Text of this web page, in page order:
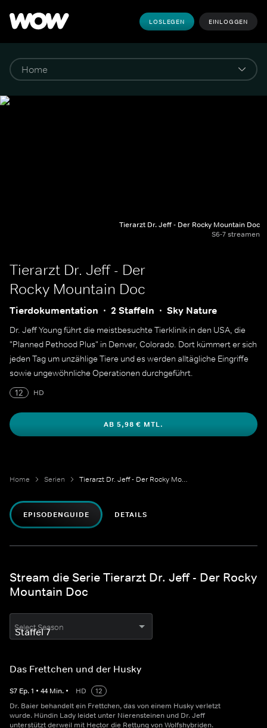
LOSLEGEN EINLOGGEN
Tierarzt Dr. Jeff - Der Rocky Mountain Doc
S6-7 streamen
Tierarzt Dr. Jeff - Der
Rocky Mountain Doc
Tierdokumentation 2 Staffeln Sky Nature
Dr. Jeff Young führt die meistbesuchte Tierklinik in den USA, die
"Planned Pethood Plus" in Denver, Colorado. Dort kümmert er sich
jeden Tag um unzählige Tiere und es werden alltägliche Eingriffe
sowie ungewöhnliche Operationen durchgeführt.
12
HD
AB 5,98 € MTL.
Home Serien Tierarzt Dr. Jeff - Der Rocky Mountain Doc
EPISODENGUIDE DETAILS
Stream die Serie Tierarzt Dr. Jeff - Der Rocky
Mountain Doc
Select Season
Das Frettchen und der Husky
S7 Ep.1 • 44 Min. • HD
12
Dr. Baier behandelt ein Frettchen, das von einem Husky verletzt
wurde. Hündin Lady leidet unter Nierensteinen und Dr. Jeff
unterstützt derweil mit Hector die Rettung von Wolfshybriden.